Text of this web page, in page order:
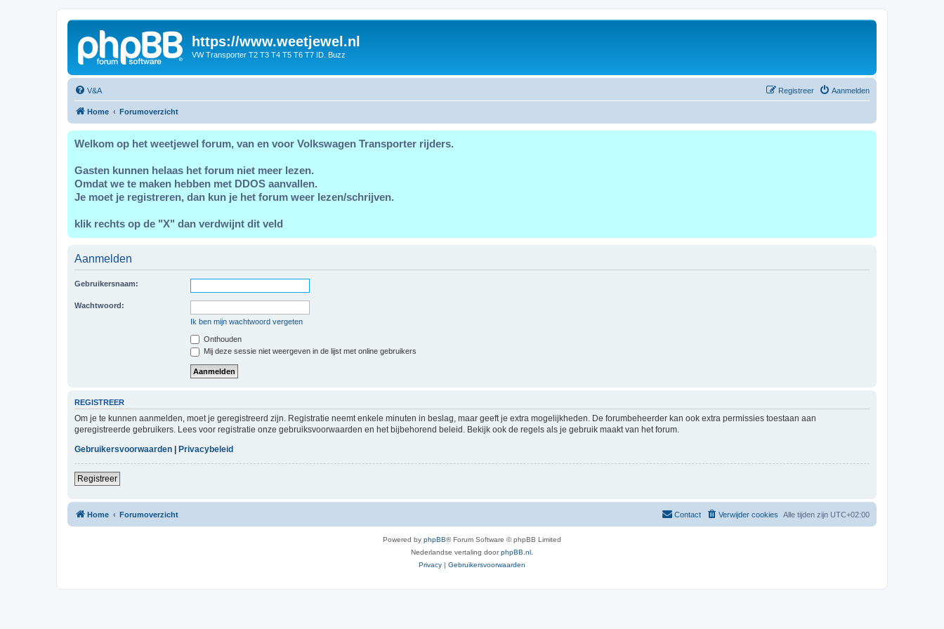
https://www.weetjewel.nl
VW Transporter T2 T3 T4 T5 T6 T7 ID. Buzz
V&A Aanmelden
Registreer
Home Forumoverzicht
Welkom op het weetjewel forum, van en voor Volkswagen Transporter rijders.
Gasten kunnen helaas het forum niet meer lezen.
Omdat we te maken hebben met DDOS aanvallen.
Je moet je registreren, dan kun je het forum weer lezen/schrijven.
klik rechts op de "X" dan verdwijnt dit veld
Aanmelden
Gebruikersnaam:
Wachtwoord:
Ik ben mijn wachtwoord vergeten
Onthouden
Mij deze sessie niet weergeven in de lijst met online gebruikers
REGISTREER
Om je te kunnen aanmelden, moet je geregistreerd zijn. Registratie neemt enkele minuten in beslag, maar geeft je extra mogelijkheden. De forumbeheerder kan ook extra permissies toestaan aan
geregistreerde gebruikers. Lees voor registratie onze gebruiksvoorwaarden en het bijbehorend beleid. Bekijk ook de regels als je gebruik maakt van het forum.
Gebruikersvoorwaarden
Privacybeleid
Registreer
Home Forumoverzicht Alle tijden zijn UTC+02:00
Verwijder cookies
Contact
Powered by phpBB® Forum Software © phpBB Limited
Nederlandse vertaling doorphpBB.nl.
Privacy | Gebruikersvoorwaarden